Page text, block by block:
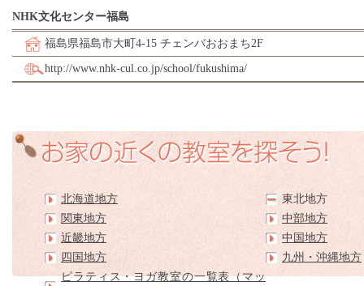
NHK文化センター福島
福島県福島市大町4-15 チェンバおおまち2F
http://www.nhk-cul.co.jp/school/fukushima/
北海道地方
東北地方
関東地方
中部地方
近畿地方
中国地方
四国地方
九州・沖縄地方
ピラティス・ヨガ教室の一覧表（マッ